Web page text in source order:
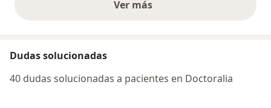
Ver másopiniones anteriores
Dudas solucionadas
40 dudas solucionadas a pacientes en Doctoralia